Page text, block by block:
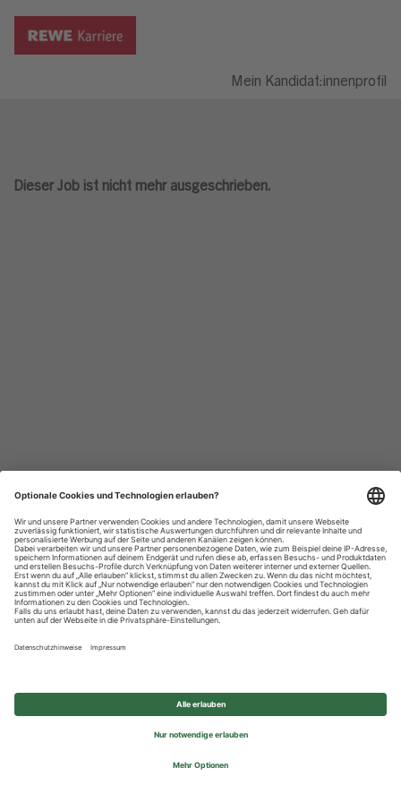
Mein Kandidat:innenprofil
Dieser Job ist nicht mehr ausgeschrieben.
Datenschutzhinweise
Impressum
Privatsphäre-Einstellungen
© 2026 REWE Group - All rights reserved